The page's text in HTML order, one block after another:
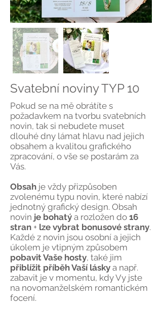
Svatební noviny TYP 10
Pokud se na mě obrátíte s
požadavkem na tvorbu svatebních
novin, tak si nebudete muset
dlouhé dny lámat hlavu nad jejich
obsahem a kvalitou grafického
zpracování, o vše se postarám za
Vás.
Obsah je vždy přizpůsoben
zvolenému typu novin, které nabízí
jednotný grafický design. Obsah
novin je bohatý a rozložen do 16
stran + lze vybrat bonusové strany.
Každé z novin jsou osobní a jejich
úkolem je vtipným způsobem
pobavit Vaše hosty, také jim
přiblížit příběh Vaší lásky a např.
zabavit je v momentu, kdy Vy jste
na novomanželském romantickém
focení.